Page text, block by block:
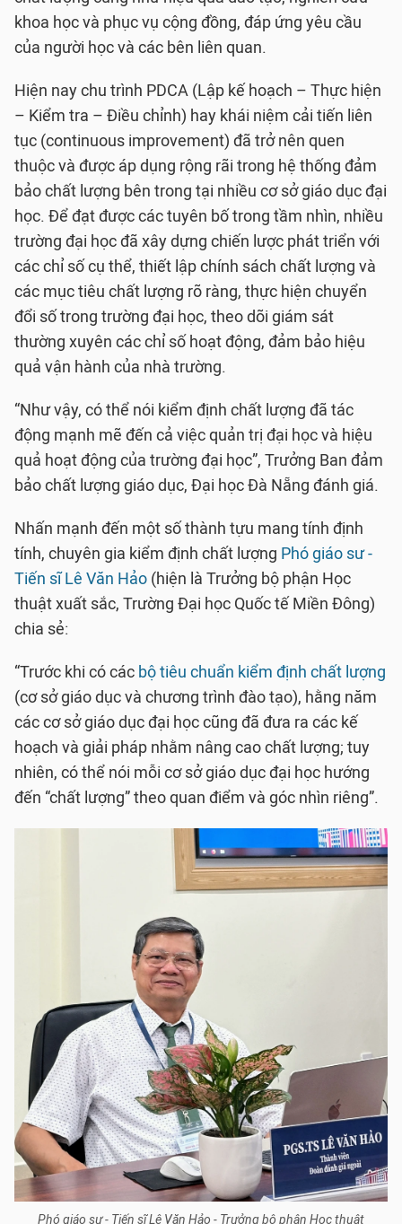
khoa học và phục vụ cộng đồng, đáp ứng yêu cầu
của người học và các bên liên quan.
Hiện nay chu trình PDCA (Lập kế hoạch – Thực hiện
– Kiểm tra – Điều chỉnh) hay khái niệm cải tiến liên
tục (continuous improvement) đã trở nên quen
thuộc và được áp dụng rộng rãi trong hệ thống đảm
bảo chất lượng bên trong tại nhiều cơ sở giáo dục đại
học. Để đạt được các tuyên bố trong tầm nhìn, nhiều
trường đại học đã xây dựng chiến lược phát triển với
các chỉ số cụ thể, thiết lập chính sách chất lượng và
các mục tiêu chất lượng rõ ràng, thực hiện chuyển
đổi số trong trường đại học, theo dõi giám sát
thường xuyên các chỉ số hoạt động, đảm bảo hiệu
quả vận hành của nhà trường.
“Như vậy, có thể nói kiểm định chất lượng đã tác
động mạnh mẽ đến cả việc quản trị đại học và hiệu
quả hoạt động của trường đại học”, Trưởng Ban đảm
bảo chất lượng giáo dục, Đại học Đà Nẵng đánh giá.
Nhấn mạnh đến một số thành tựu mang tính định
tính, chuyên gia kiểm định chất lượng Phó giáo sư -
Tiến sĩ Lê Văn Hảo (hiện là Trưởng bộ phận Học
thuật xuất sắc, Trường Đại học Quốc tế Miền Đông)
chia sẻ:
“Trước khi có các bộ tiêu chuẩn kiểm định chất lượng
(cơ sở giáo dục và chương trình đào tạo), hằng năm
các cơ sở giáo dục đại học cũng đã đưa ra các kế
hoạch và giải pháp nhằm nâng cao chất lượng; tuy
nhiên, có thể nói mỗi cơ sở giáo dục đại học hướng
đến “chất lượng” theo quan điểm và góc nhìn riêng”.
Phó giáo sư - Tiến sĩ Lê Văn Hảo - Trưởng bộ phận Học thuật